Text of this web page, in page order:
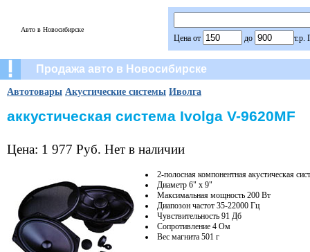
Авто в Новосибирске
Цена от до т.р.
Продажа авто в Новосибирске
Автотовары Акустические системы Иволга
аккустическая система Ivolga V-9620MF
Цена: 1 977 Руб. Нет в наличии
2-полосная компонентная акустическая
Диаметр 6" х 9"
Максимальная мощность 200 Вт
Диапозон частот 35-22000 Гц
Чувствительность 91 Дб
Сопротивление 4 Ом
Вес магнита 501 г